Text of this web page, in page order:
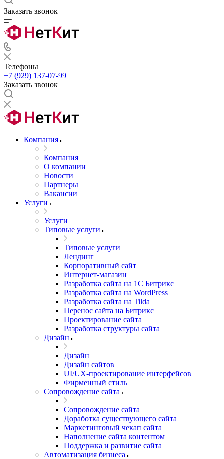
Заказать звонок
Телефоны
+7 (929) 137-07-99
Заказать звонок
Компания
Компания
О компании
Новости
Партнеры
Вакансии
Услуги
Услуги
Типовые услуги
Типовые услуги
Лендинг
Корпоративный сайт
Интернет-магазин
Разработка сайта на 1С Битрикс
Разработка сайта на WordPress
Разработка сайта на Tilda
Перенос сайта на Битрикс
Проектирование сайта
Разработка структуры сайта
Дизайн
Дизайн
Дизайн сайтов
UI/UX-проектирование интерфейсов
Фирменный стиль
Сопровождение сайта
Сопровождение сайта
Доработка существующего сайта
Маркетинговый чекап сайта
Наполнение сайта контентом
Поддержка и развитие сайта
Автоматизация бизнеса